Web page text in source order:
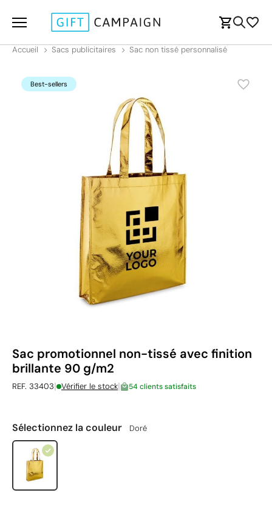
Accueil Sacs publicitaires Sac non tissé personnalisé
Best-sellers
Sac promotionnel non-tissé avec finition
brillante 90 g/m2
REF. 33403| Vérifier le stock| 54 clients satisfaits
Sélectionnez la couleur Doré